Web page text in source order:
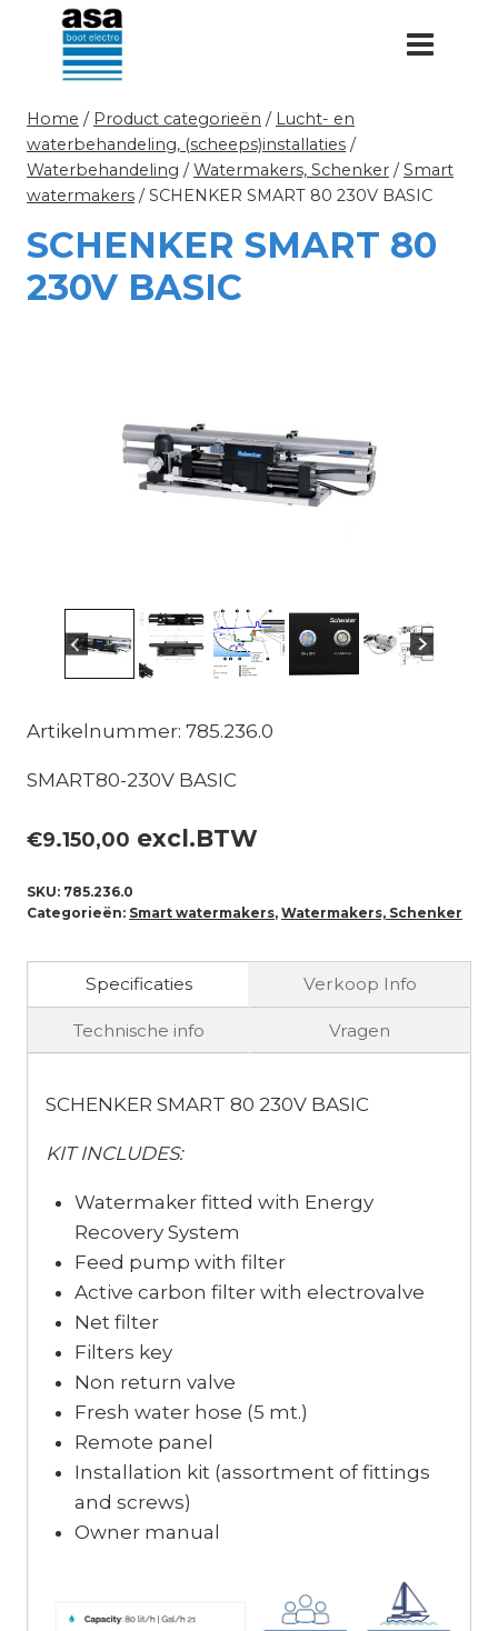
Doorgaan
inhoud
Home / Product categorieën / Lucht- en
waterbehandeling, (scheeps)installaties /
Waterbehandeling / Watermakers, Schenker / Smart
watermakers / SCHENKER SMART 80 230V BASIC
SCHENKER SMART 80
230V BASIC
Artikelnummer: 785.236.0
SMART80-230V BASIC
€9.150,00 excl.BTW
SKU: 785.236.0
Categorieën: Smart watermakers, Watermakers, Schenker
Specificaties Verkoop Info
Technische info Vragen
SCHENKER SMART 80 230V BASIC
KIT INCLUDES:
Watermaker fitted with Energy
Recovery System
Feed pump with filter
Active carbon filter with electrovalve
Net filter
Filters key
Non return valve
Fresh water hose (5 mt.)
Remote panel
Installation kit (assortment of fittings
and screws)
Owner manual